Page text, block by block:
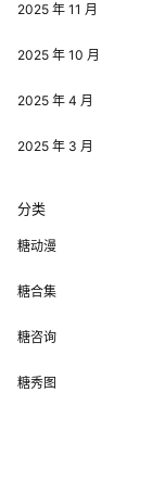
2025 年 11 月
2025 年 10 月
2025 年 4 月
2025 年 3 月
分类
糖动漫
糖合集
糖咨询
糖秀图